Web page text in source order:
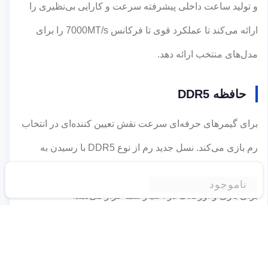
ناموجود
و تولید ساعت داخلی پیشرفته سرعت و کارایی بی‌نظیری را
ارائه می‌کند تا عملکرد قوی تا فرکانس 7000MT/s را برای
مدل‌های منتخب ارائه دهد.
حافظه DDR5
برای گیمرهای حرفه‌ای سرعت نقش تعیین کننده‌ای در انتخاب
رم بازی می‌کند. نسل جدید رم از نوع DDR5 با رسیدن به